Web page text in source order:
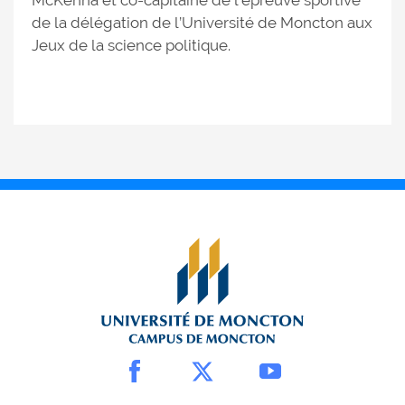
de la délégation de l’Université de Moncton aux
Jeux de la science politique.